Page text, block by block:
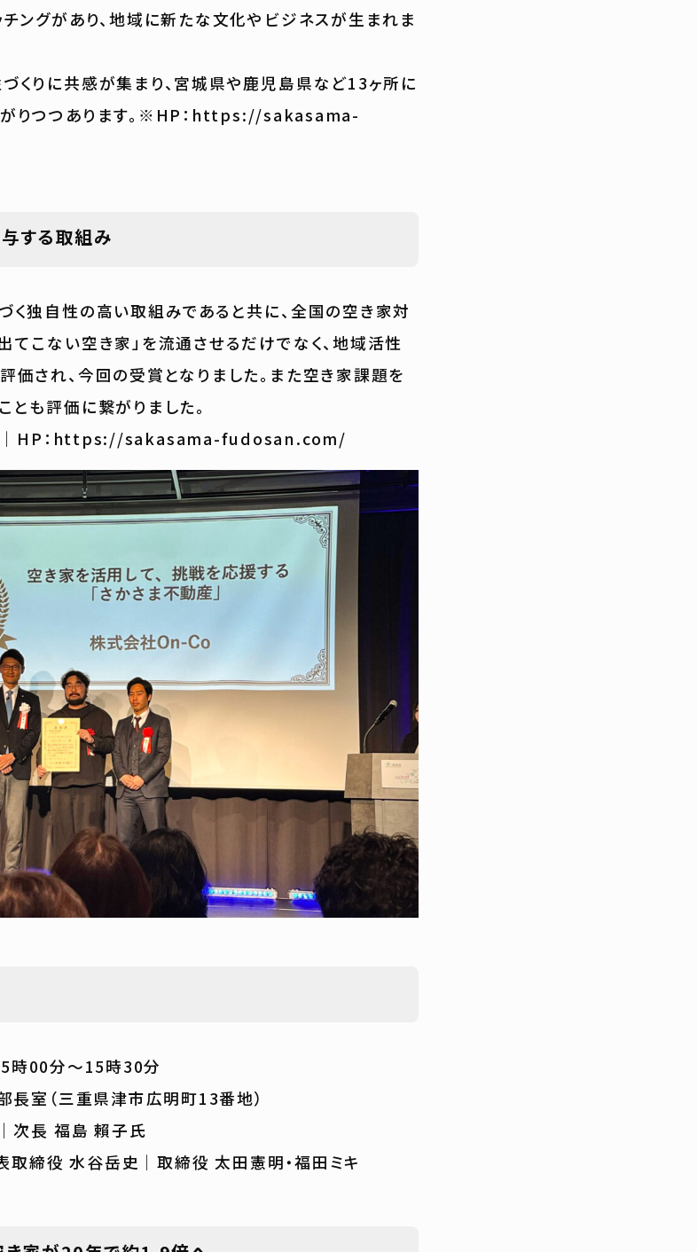
ングがあり、地域に新たな文化やビジネスが生まれま
くりに共感が集まり、宮城県や鹿児島県など13ヶ所に
がりつつあります。※HP：https://sakasama-
する取組み
く独自性の高い取組みであると共に、全国の空き家対
てこない空き家」を流通させるだけでなく、地域活性
価され、今回の受賞となりました。また空き家課題を
とも評価に繋がりました。
｜HP：https://sakasama-fudosan.com/
時00分～15時30分
室（三重県津市広明町13番地）
次長 福島 賴子氏
締役 水谷岳史｜取締役 太田憲明・福田ミキ